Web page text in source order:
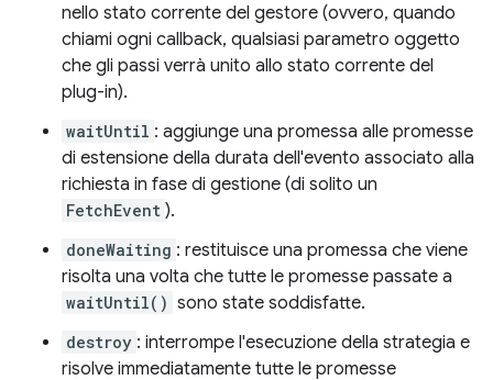
nello stato corrente del gestore (ovvero, quando
chiami ogni callback, qualsiasi parametro oggetto
che gli passi verrà unito allo stato corrente del
plug-in).
waitUntil : aggiunge una promessa alle promesse
di estensione della durata dell'evento associato alla
richiesta in fase di gestione (di solito un
FetchEvent ).
doneWaiting : restituisce una promessa che viene
risolta una volta che tutte le promesse passate a
waitUntil() sono state soddisfatte.
destroy : interrompe l'esecuzione della strategia e
risolve immediatamente tutte le promesse